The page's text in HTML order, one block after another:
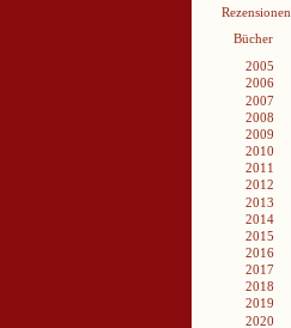
Rezensionen
Bücher
2005
2006
2007
2008
2009
2010
2011
2012
2013
2014
2015
2016
2017
2018
2019
2020